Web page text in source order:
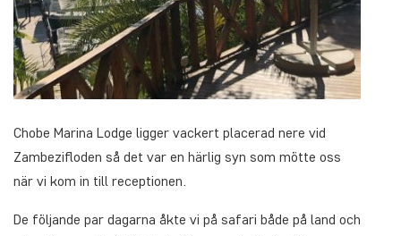
Chobe Marina Lodge ligger vackert placerad nere vid
Zambezifloden så det var en härlig syn som mötte oss
när vi kom in till receptionen.
De följande par dagarna åkte vi på safari både på land och